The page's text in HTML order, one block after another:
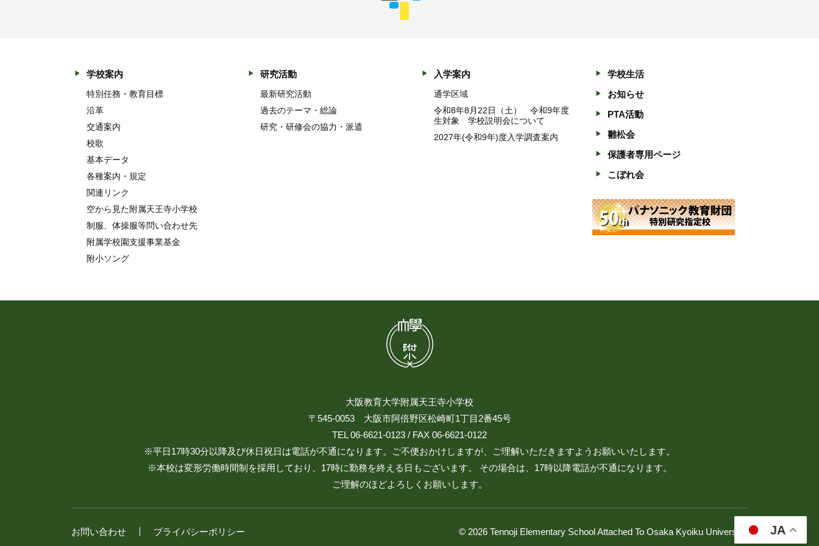
学校案内
特別任務・教育目標
沿革
交通案内
校歌
基本データ
各種案内・規定
関連リンク
空から見た附属天王寺小学校
制服、体操服等問い合わせ先
附属学校園支援事業基金
附小ソング
研究活動
最新研究活動
過去のテーマ・総論
研究・研修会の協力・派遣
入学案内
通学区域
令和8年8月22日（土） 令和9年度
生対象 学校説明会について
2027年(令和9年)度入学調査案内
学校生活
お知らせ
PTA活動
雛松会
保護者専用ページ
こぼれ会
大阪教育大学附属天王寺小学校
〒545-0053 大阪市阿倍野区松崎町1丁目2番45号
TEL 06-6621-0123 / FAX 06-6621-0122
※平日17時30分以降及び休日祝日は電話が不通になります。ご不便おかけしますが、ご理解いただきますようお願いいたします。
※本校は変形労働時間制を採用しており、17時に勤務を終える日もございます。 その場合は、17時以降電話が不通になります。
ご理解のほどよろしくお願いします。
お問い合わせ プライバシーポリシー © 2026 Tennoji Elementary School Attached To Osaka Kyoiku University. JA